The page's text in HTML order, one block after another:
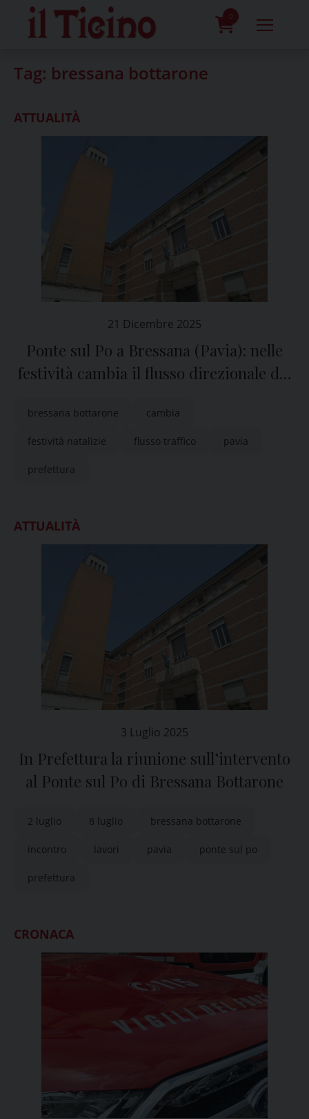
content
0
Tag: bressana bottarone
ATTUALITÀ
21 Dicembre 2025
Ponte sul Po a Bressana (Pavia): nelle
festività cambia il flusso direzionale del
bressana bottarone cambia
festività natalizie flusso traffico pavia
prefettura
ATTUALITÀ
3 Luglio 2025
In Prefettura la riunione sull’intervento
al Ponte sul Po di Bressana Bottarone
2 luglio 8 luglio bressana bottarone
incontro lavori pavia ponte sul po
prefettura
CRONACA